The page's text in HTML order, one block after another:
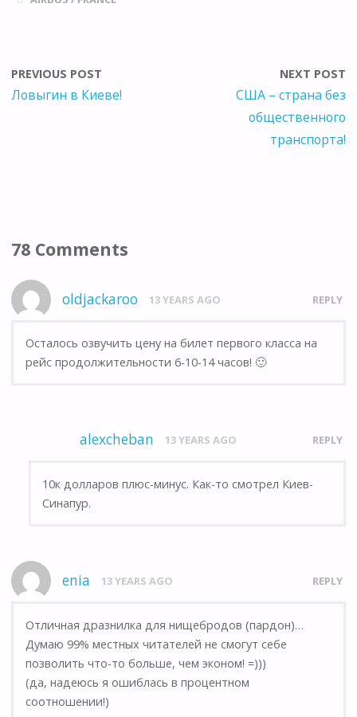
PREVIOUS POST
Ловыгин в Киеве!
NEXT POST
США – страна без
общественного
транспорта!
78 Comments
oldjackaroo 13 YEARS AGO REPLY
Осталось озвучить цену на билет первого класса на
рейс продолжительности 6-10-14 часов! 🙂
alexcheban 13 YEARS AGO REPLY
10к долларов плюс-минус. Как-то смотрел Киев-
Синапур.
enia 13 YEARS AGO REPLY
Отличная дразнилка для нищебродов (пардон)…
Думаю 99% местных читателей не смогут себе
позволить что-то больше, чем эконом! =)))
(да, надеюсь я ошиблась в процентном
соотношении!)